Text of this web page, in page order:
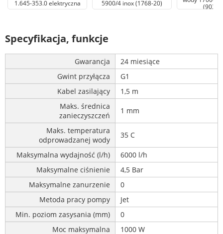
1.645-353.0 elektryczna
5900/4 inox (1768-20)
(9036-
Specyfikacja, funkcje
Gwarancja
24 miesiące
Gwint przyłącza
G1
Kabel zasilający
1,5 m
Maks. średnica
zanieczyszczeń
1 mm
Maks. temperatura
odprowadzanej wody
35 C
Maksymalna wydajność (l/h)
6000 l/h
Maksymalne ciśnienie
4,5 Bar
Maksymalne zanurzenie
0
Metoda pracy pompy
Jet
Min. poziom zasysania (mm)
0
Moc maksymalna
1000 W